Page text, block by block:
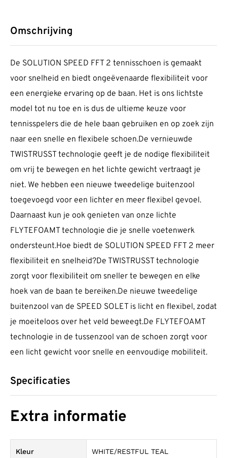
Omschrijving
De SOLUTION SPEED FFT 2 tennisschoen is gemaakt
voor snelheid en biedt ongeëvenaarde flexibiliteit voor
een energieke ervaring op de baan. Het is ons lichtste
model tot nu toe en is dus de ultieme keuze voor
tennisspelers die de hele baan gebruiken en op zoek zijn
naar een snelle en flexibele schoen.De vernieuwde
TWISTRUSST technologie geeft je de nodige flexibiliteit
om vrij te bewegen en het lichte gewicht vertraagt je
niet. We hebben een nieuwe tweedelige buitenzool
toegevoegd voor een lichter en meer flexibel gevoel.
Daarnaast kun je ook genieten van onze lichte
FLYTEFOAMT technologie die je snelle voetenwerk
ondersteunt.Hoe biedt de SOLUTION SPEED FFT 2 meer
flexibiliteit en snelheid?De TWISTRUSST technologie
zorgt voor flexibiliteit om sneller te bewegen en elke
hoek van de baan te bereiken.De nieuwe tweedelige
buitenzool van de SPEED SOLET is licht en flexibel, zodat
je moeiteloos over het veld beweegt.De FLYTEFOAMT
technologie in de tussenzool van de schoen zorgt voor
een licht gewicht voor snelle en eenvoudige mobiliteit.
Specificaties
Extra informatie
Kleur WHITE/RESTFUL TEAL